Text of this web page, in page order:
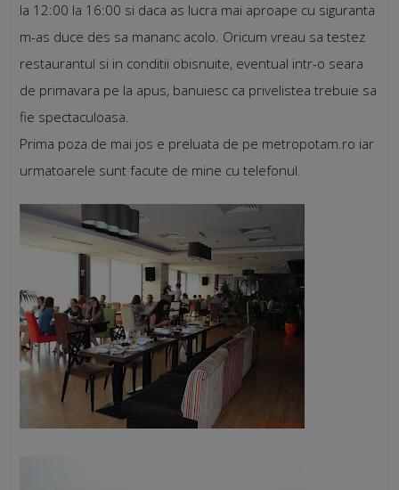
la 12:00 la 16:00 si daca as lucra mai aproape cu siguranta
m-as duce des sa mananc acolo. Oricum vreau sa testez
restaurantul si in conditii obisnuite, eventual intr-o seara
de primavara pe la apus, banuiesc ca privelistea trebuie sa
fie spectaculoasa.
Prima poza de mai jos e preluata de pe metropotam.ro iar
urmatoarele sunt facute de mine cu telefonul.